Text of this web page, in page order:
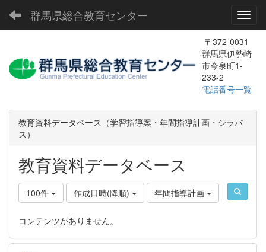
群馬県総合教育センター
〒372-0031
群馬県伊勢崎
市今泉町1-
233-2
電話番号一覧
教育資料データベース（学習指導案・年間指導計画・シラバ
ス）
教育資料データベース
100件 作成日時(降順) 年間指導計画
コンテンツがありません。